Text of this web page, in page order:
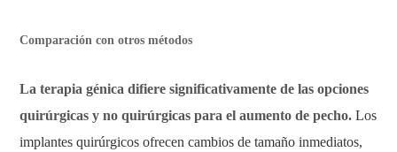
Comparación con otros métodos
La terapia génica difiere significativamente de las opciones
quirúrgicas y no quirúrgicas para el aumento de pecho. Los
implantes quirúrgicos ofrecen cambios de tamaño inmediatos,